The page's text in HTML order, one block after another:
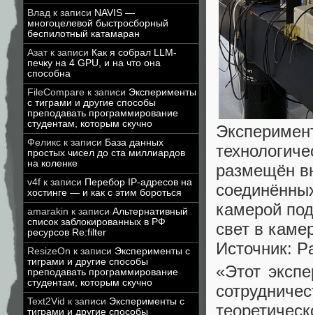
Влад к записи NAVIS —
многоцелевой быстросборный
беспилотный катамаран
Азатк записи Как я собрал LLM-
печку на 4 GPU, и на что она
способна
FileCompare к записи Эксперименты
с тиграми и другие способы
преподавать программирование
студентам, которым скучно
Феликс к записи База данных
простых чисел до ста миллиардов
на коленке
v4f к записи Перебор IP-адресов на
хостинге — и как с этим бороться
amarakin к записи Альтернативный
список заблокированных в РФ
ресурсов Re:filter
ResizeOn к записи Эксперименты с
тиграми и другие способы
преподавать программирование
студентам, которым скучно
Text2Vid к записи Эксперименты с
тиграми и другие способы
размещён
камерой
свет в
Источник:
«Этот